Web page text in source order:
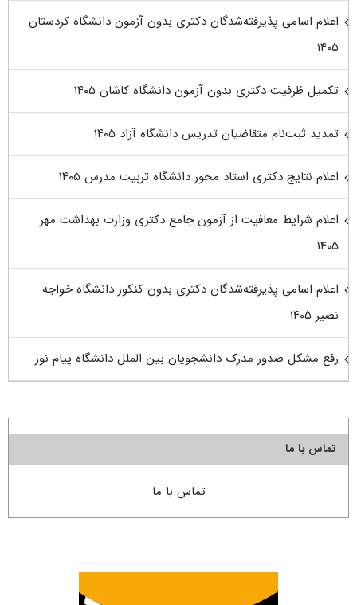
اعلام اسامی پذیرفته‌شدگان دکتری بدون آزمون دانشگاه کردستان
۱۴۰۵
تکمیل ظرفیت دکتری بدون آزمون دانشگاه کاشان ۱۴۰۵
تمدید ثبت‌نام متقاضیان تدریس دانشگاه آزاد ۱۴۰۵
اعلام نتایج دکتری استاد محور دانشگاه تربیت مدرس ۱۴۰۵
اعلام شرایط معافیت از آزمون جامع دکتری وزارت بهداشت مهر
۱۴۰۵
اعلام اسامی پذیرفته‌شدگان دکتری بدون کنکور دانشگاه خواجه
نصیر ۱۴۰۵
رفع مشکل صدور مدرک دانشجویان بین الملل دانشگاه پیام نور
تماس با ما
تماس با ما